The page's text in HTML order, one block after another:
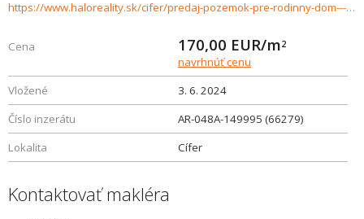
https://www.haloreality.sk/cifer/predaj-pozemok-pre-rodinny-dom---1146-m2-cifer/66279
Cena 170,00 EUR/m2
navrhnúť cenu
Vložené
3. 6. 2024
Číslo inzerátu
AR-048A-149995 (66279)
Lokalita
Cífer
Kontaktovať makléra